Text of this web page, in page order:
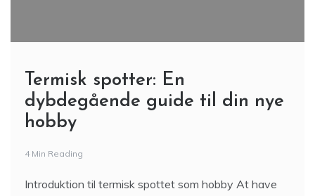
Termisk spotter: En
dybdegående guide til din nye
hobby
4 Min Reading
Introduktion til termisk spottet som hobby At have